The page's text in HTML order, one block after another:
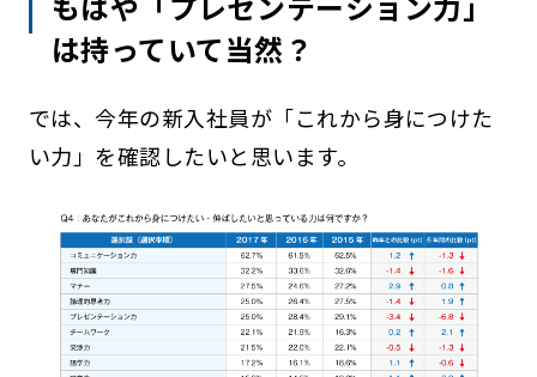
は持っていて当然？
では、今年の新入社員が「これから身につけた
い力」を確認したいと思います。